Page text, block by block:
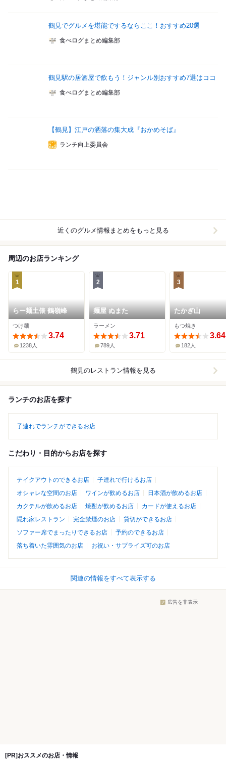
鶴見でグルメを堪能でするならここ！おすすめ20選
食べログまとめ編集部
鶴見駅の居酒屋で飲もう！ジャンル別おすすめ7選はココ
食べログまとめ編集部
【鶴見】江戸の洒落の集大成『おかめそば』
ランチ向上委員会
近くのグルメ情報まとめをもっと見る
周辺のお店ランキング
1
らー麺土俵 鶴嶺峰
つけ麺
3.74
1238人
2
麺屋 ぬまた
ラーメン
3.71
789人
3
たかぎ山
もつ焼き
3.64
182人
鶴見のレストラン情報を見る
ランチのお店を探す
子連れでランチができるお店
こだわり・目的からお店を探す
テイクアウトのできるお店
子連れで行けるお店
オシャレな空間のお店
ワインが飲めるお店
日本酒が飲めるお店
カクテルが飲めるお店
焼酎が飲めるお店
カードが使えるお店
隠れ家レストラン
完全禁煙のお店
貸切ができるお店
ソファー席でまったりできるお店
予約のできるお店
落ち着いた雰囲気のお店
お祝い・サプライズ可のお店
関連の情報をすべて表示する
広告を非表示
[PR]おススメのお店・情報